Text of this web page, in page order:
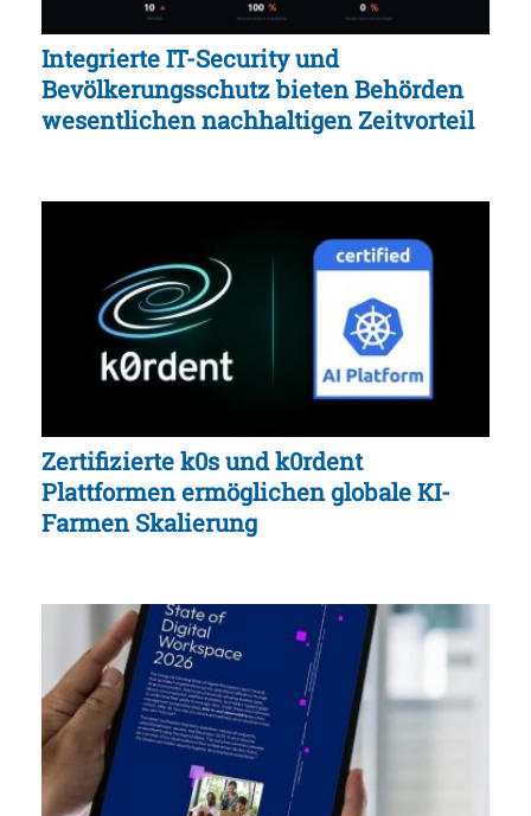
Integrierte IT-Security und
Bevölkerungsschutz bieten Behörden
wesentlichen nachhaltigen Zeitvorteil
Zertifizierte k0s und k0rdent
Plattformen ermöglichen globale KI-
Farmen Skalierung